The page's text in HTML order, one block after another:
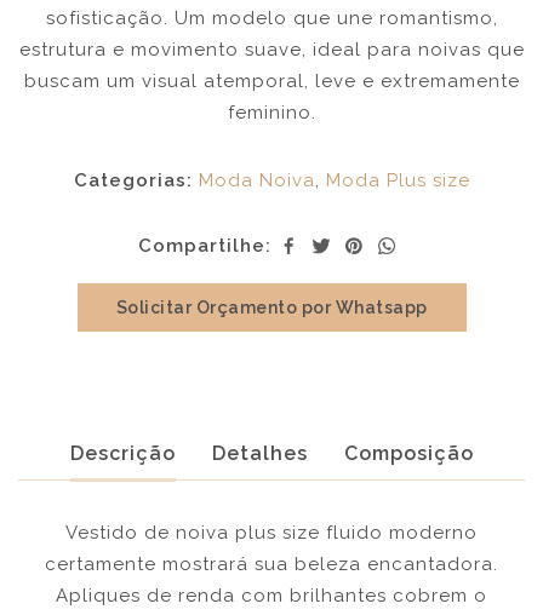
sofisticação. Um modelo que une romantismo,
estrutura e movimento suave, ideal para noivas que
buscam um visual atemporal, leve e extremamente
feminino.
Categorias: Moda Noiva, Moda Plus size
Compartilhe:
Solicitar Orçamento por Whatsapp
Descrição Detalhes Composição
Vestido de noiva plus size fluido moderno
certamente mostrará sua beleza encantadora.
Apliques de renda com brilhantes cobrem o